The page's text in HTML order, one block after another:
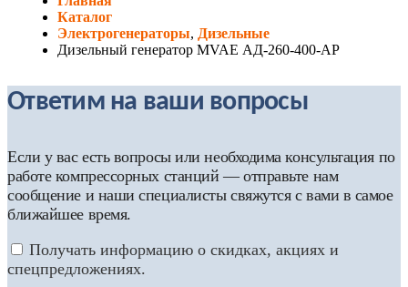
Каталог
Электрогенераторы, Дизельные
Дизельный генератор MVAE АД-260-400-АР
Ответим на ваши вопросы
Если у вас есть вопросы или необходима консультация по
работе компрессорных станций — отправьте нам
сообщение и наши специалисты свяжутся с вами в самое
ближайшее время.
Получать информацию о скидках, акциях и
спецпредложениях.